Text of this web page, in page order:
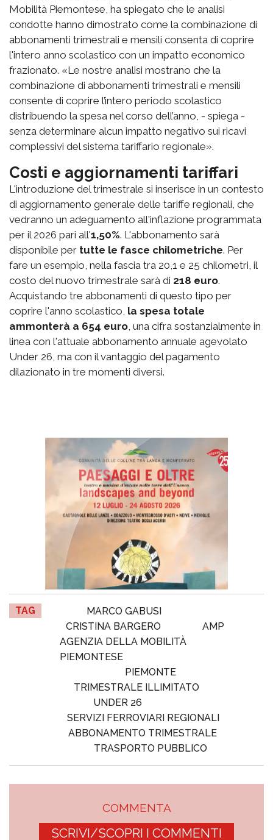
Mobilità Piemontese, ha spiegato che le analisi
condotte hanno dimostrato come la combinazione di
abbonamenti trimestrali e mensili consenta di coprire
l'intero anno scolastico con un impatto economico
frazionato. «Le nostre analisi mostrano che la
combinazione di abbonamenti trimestrali e mensili
consente di coprire l’intero periodo scolastico
distribuendo la spesa nel corso dell’anno, - spiega -
senza determinare alcun impatto negativo sui ricavi
complessivi del sistema tariffario regionale».
Costi e aggiornamenti tariffari
L'introduzione del trimestrale si inserisce in un contesto
di aggiornamento generale delle tariffe regionali, che
vedranno un adeguamento all'inflazione programmata
per il 2026 pari all'1,50%. L'abbonamento sarà
disponibile per tutte le fasce chilometriche. Per
fare un esempio, nella fascia tra 20,1 e 25 chilometri, il
costo del nuovo trimestrale sarà di 218 euro.
Acquistando tre abbonamenti di questo tipo per
coprire l'anno scolastico, la spesa totale
ammonterà a 654 euro , una cifra sostanzialmente in
linea con l'attuale abbonamento annuale agevolato
Under 26, ma con il vantaggio del pagamento
dilazionato in tre momenti diversi.
TAG
MARCO GABUSI
CRISTINA BARGERO
AMP
AGENZIA DELLA MOBILITÀ
PIEMONTESE
PIEMONTE
TRIMESTRALE ILLIMITATO
UNDER 26
SERVIZI FERROVIARI REGIONALI
ABBONAMENTO TRIMESTRALE
TRASPORTO PUBBLICO
COMMENTA
SCRIVI/SCOPRI I COMMENTI